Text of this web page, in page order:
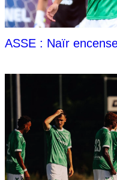
ASSE : Naïr